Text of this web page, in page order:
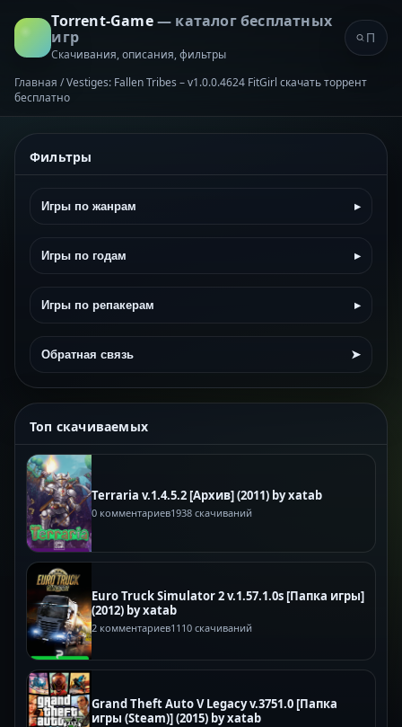
Torrent-Game— каталог бесплатных
игр
Скачивания, описания, фильтры
Главная /Vestiges: Fallen Tribes – v1.0.0.4624 FitGirl скачать торрент
бесплатно
Фильтры
Игры по жанрам ▸
Игры по годам ▸
Игры по репакерам ▸
Обратная связь ➤
Топ скачиваемых
Terraria v.1.4.5.2 [Архив] (2011) by xatab
0 комментариев1938 скачиваний
Euro Truck Simulator 2 v.1.57.1.0s [Папка игры]
(2012) by xatab
2 комментариев1110 скачиваний
Grand Theft Auto V Legacy v.3751.0 [Папка
игры (Steam)] (2015) by xatab